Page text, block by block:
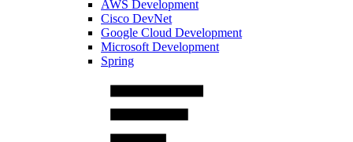
AWS Development
Cisco DevNet
Google Cloud Development
Microsoft Development
Spring